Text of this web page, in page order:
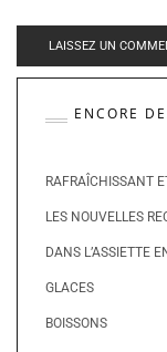
ENCORE
RAFRAÎCHISSANT
LES NOUVELLES
DANS L’ASSIETTE
GLACES
BOISSONS